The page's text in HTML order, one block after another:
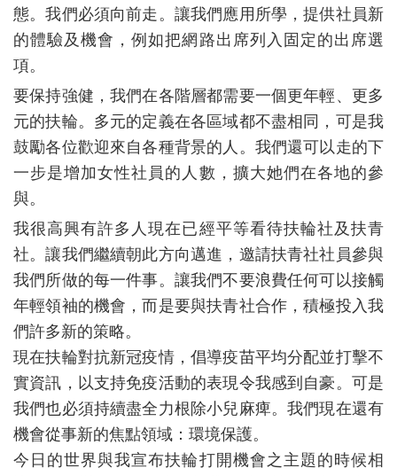
保健室的叮嚀──你能喝酒嗎？
只是小螺絲？
比百年鑽石行銷騙局更精彩的把戲：加密貨幣！？
人道主義的實踐者──國際義人
台灣世界遺產候選地系列之五──褪色的金色山城──水金九礦業遺址
一任創三社
老照片的故事──第一次扶輪年會
饕餮奇譚──令人驚愕的川菜──夫妻肺片
台灣采風錄──午月端陽祭
各社活動輯要
民國109年7月號～110年6月號目錄索引
態。我們必須向前走。讓我們應用所學，提供社員新
的體驗及機會，例如把網路出席列入固定的出席選
項。
要保持強健，我們在各階層都需要一個更年輕、更多
元的扶輪。多元的定義在各區域都不盡相同，可是我
鼓勵各位歡迎來自各種背景的人。我們還可以走的下
一步是增加女性社員的人數，擴大她們在各地的參
與。
我很高興有許多人現在已經平等看待扶輪社及扶青
社。讓我們繼續朝此方向邁進，邀請扶青社社員參與
我們所做的每一件事。讓我們不要浪費任何可以接觸
年輕領袖的機會，而是要與扶青社合作，積極投入我
們許多新的策略。
現在扶輪對抗新冠疫情，倡導疫苗平均分配並打擊不
實資訊，以支持免疫活動的表現令我感到自豪。可是
我們也必須持續盡全力根除小兒麻痺。我們現在還有
機會從事新的焦點領域：環境保護。
今日的世界與我宣布扶輪打開機會之主題的時候相